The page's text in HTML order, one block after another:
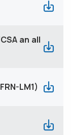
an all
LM1)